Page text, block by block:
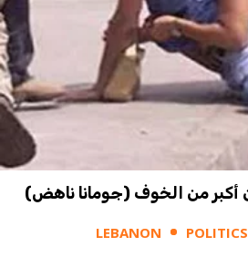
LEBANON POLITICS